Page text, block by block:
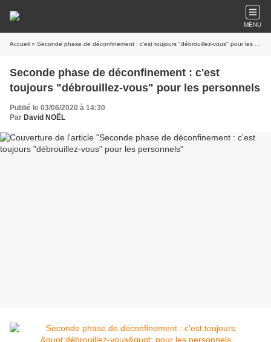
MENU
Accueil » Seconde phase de déconfinement : c'est toujours "débrouillez-vous" pour les personnels
Seconde phase de déconfinement : c'est
toujours "débrouillez-vous" pour les personnels
Publié le 03/06/2020 à 14:30
Par David NOËL